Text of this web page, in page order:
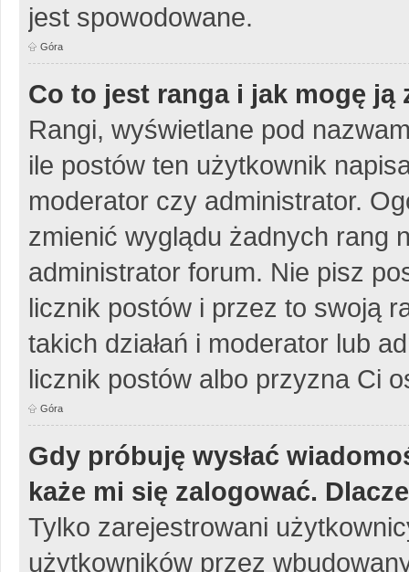
jest spowodowane.
Góra
Co to jest ranga i jak mogę ją
Rangi, wyświetlane pod
ile postów ten użytkownik
moderator czy administrator.
zmienić wyglądu żadnych rang
administrator forum. Nie pisz
licznik postów i przez to swoją
takich działań i moderator lub
licznik postów albo przyzna Ci
Góra
Gdy próbuję wysłać
każe mi się zalogować.
Tylko zarejestrowani
użytkowników przez